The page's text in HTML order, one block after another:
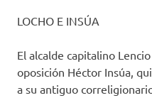
LOCHO E INSÚA
El alcalde capitalino
oposición Héctor Insúa,
a su antiguo